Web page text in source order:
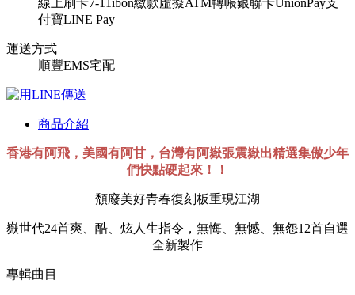
線上刷卡7-11ibon繳款 虛擬ATM轉帳銀聯卡UnionPay支
付寶LINE Pay
運送方式
順豐EMS宅配
商品介紹
香港有阿飛，美國有阿甘，台灣有阿嶽張震嶽出精選集傲少年
們快點硬起來！！
頹廢美好青春復刻板重現江湖
嶽世代24首爽、酷、炫人生指令，無悔、無憾、無怨12首自選
全新製作
專輯曲目